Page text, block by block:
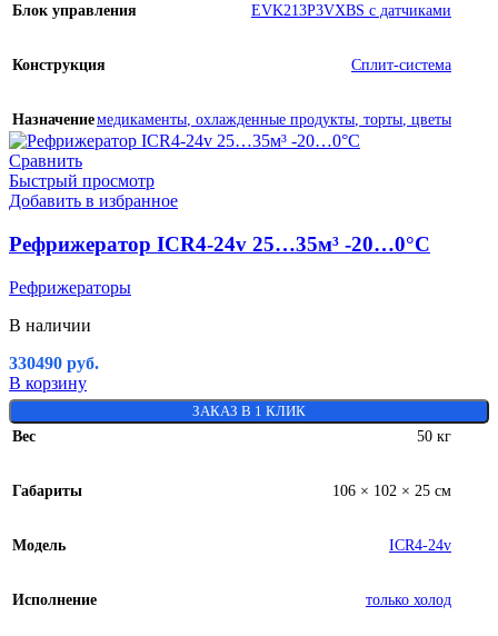
Блок управления EVK213P3VXBS с датчиками
Конструкция Сплит-система
Назначениемедикаменты охлажденные продукты торты цветы
Сравнить
Быстрый просмотр
Добавить в избранное
Рефрижератор ICR4-24v 25…35м³ -20…0°C
Рефрижераторы
В наличии
330490 руб.
В корзину
ЗАКАЗ В 1 КЛИК
Вес 50 кг
Габариты 106 × 102 × 25 см
Модель ICR4-24v
Исполнение только холод